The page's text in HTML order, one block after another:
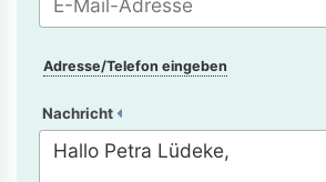
Adresse/Telefon eingeben
Nachricht